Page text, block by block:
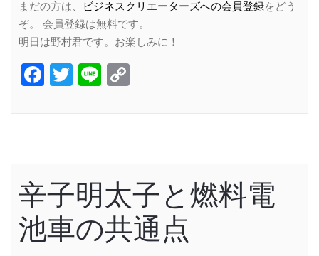
まだの方は、
ビジネスクリエーターズへの会員登録をどう
ぞ。 会員登録は無料です。
明日は野村君です。お楽しみに！
Facebook
Twitter
Line
辛子明太子と燃料電
池車の共通点